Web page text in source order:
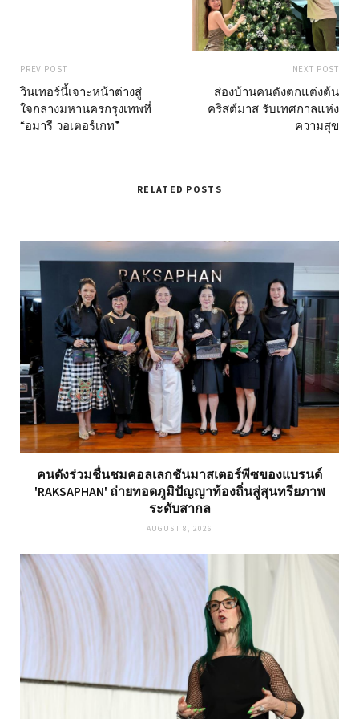
PREV POST
วินเทอร์นี้เจาะหน้าต่างสู่
ใจกลางมหานครกรุงเทพที่
“อมารี วอเตอร์เกท”
NEXT POST
ส่องบ้านคนดังตกแต่งต้น
คริสต์มาส รับเทศกาลแห่ง
ความสุข
RELATED POSTS
คนดังร่วมชื่นชมคอลเลกชันมาสเตอร์พีซของแบรนด์
'RAKSAPHAN' ถ่ายทอดภูมิปัญญาท้องถิ่นสู่สุนทรียภาพ
ระดับสากล
AUGUST 8, 2026